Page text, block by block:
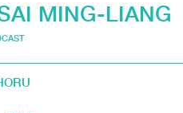
MING-LIANG